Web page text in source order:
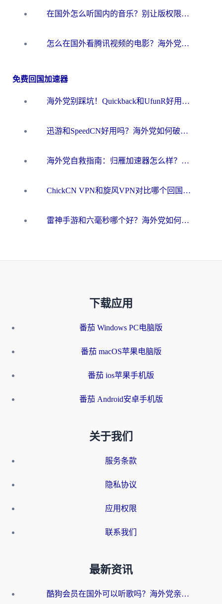
在国外怎么听国内的音乐？别让版权限制断了你的华语歌单
怎么在国外看腾讯视频的电影？海外党亲测有效的回国加速指南
免费回国加速器
海外党别踩坑！Quickback和UfunR好用吗？选对回国加速器才能无缝刷国内资源
迅游和SpeedCN好用吗？海外党如何破解那道看不见的墙
海外党自救指南：归雁加速器怎么样？教你避开坑实现国内资源无缝访问
ChickCN VPN和旋风VPN对比哪个回国效果更好？海外用户的选择困境与出路
雷神手游和六毫秒哪个好？海外党如何真正解锁国内资源
下载应用
番茄 Windows PC电脑版
番茄 macOS苹果电脑版
番茄 ios苹果手机版
番茄 Android安卓手机版
关于我们
服务条款
隐私协议
应用权限
联系我们
最新资讯
酷狗会员在国外可以听歌吗？海外党亲测有效：3步解决音乐权限难题